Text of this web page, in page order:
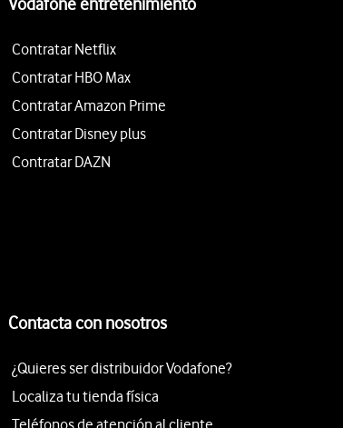
Contratar Netflix
Contratar HBO Max
Contratar Amazon Prime
Contratar Disney plus
Contratar DAZN
Contacta con nosotros
¿Quieres ser distribuidor Vodafone?
Localiza tu tienda física
Teléfonos de atención al cliente